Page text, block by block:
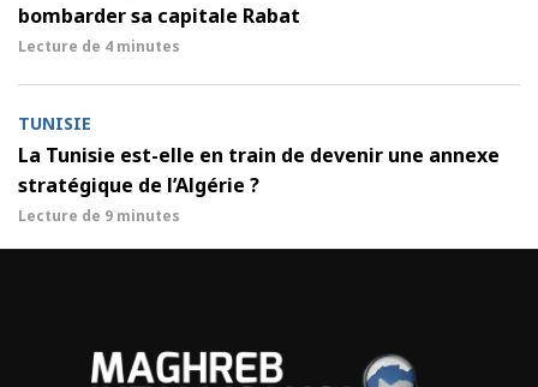
bombarder sa capitale Rabat
Lecture de 4 minutes
TUNISIE
La Tunisie est-elle en train de devenir une annexe
stratégique de l’Algérie ?
Lecture de 9 minutes